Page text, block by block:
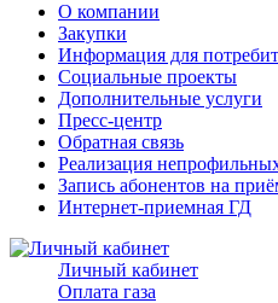
О компании
Закупки
Информация для
Социальные проекты
Дополнительные услуги
Пресс-центр
Обратная связь
Реализация
Запись абонентов на
Интернет-приемная ГД
Личный кабинет
Оплата газа